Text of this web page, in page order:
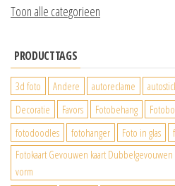
Toon alle categorieen
PRODUCTTAGS
3d foto Andere autoreclame
Decoratie
Favors Fotobehang
fotodoodles
fotohanger Foto in glas
Fotokaart Gevouwen kaart
vorm